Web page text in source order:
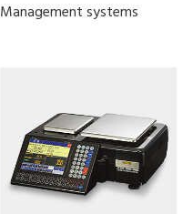
Management systems